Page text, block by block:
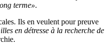
terme».
Ils en veulent pour preuve
en détresse à la recherche de